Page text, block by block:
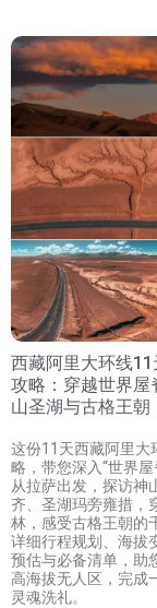
西藏阿里大环线
攻略：穿越世界屋
山圣湖与古格王朝
这份11天西藏阿里大
略，带您深入“世界屋
从拉萨出发，探访神
齐、圣湖玛旁雍措，
林，感受古格王朝的
详细行程规划、海拔
预估与必备清单，助
高海拔无人区，完成
灵魂洗礼。